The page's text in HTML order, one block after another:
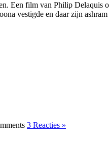
Een film van Philip Delaquis
vestigde en daar zijn
3 Reacties »